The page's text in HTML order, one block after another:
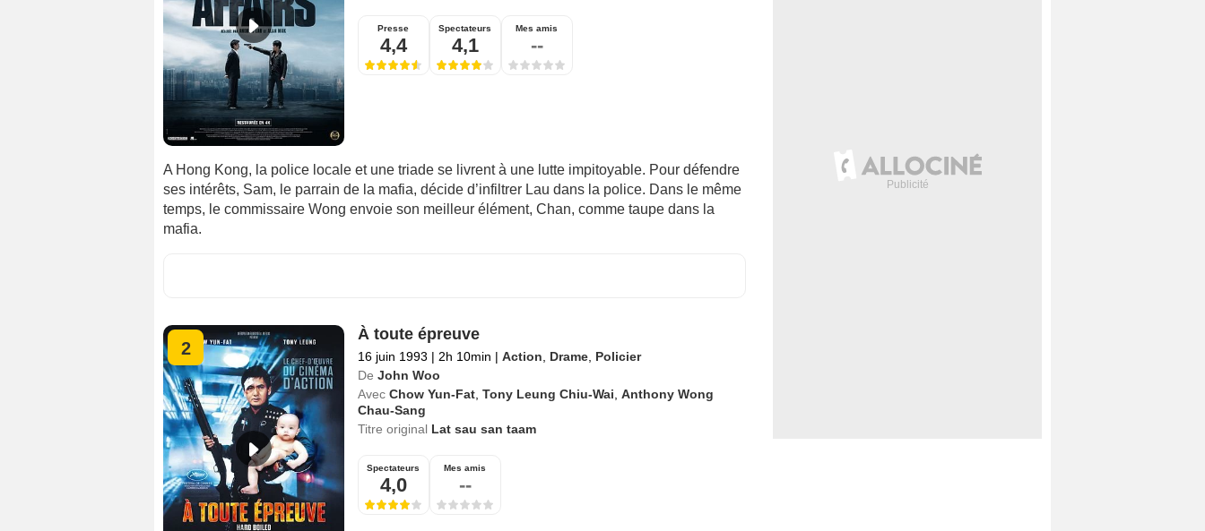
Presse
4,4
Spectateurs
4,1
Mes amis
--
A Hong Kong, la police locale et une triade se livrent à une lutte impitoyable. Pour défendre
ses intérêts, Sam, le parrain de la mafia, décide d’infiltrer Lau dans la police. Dans le même
temps, le commissaire Wong envoie son meilleur élément, Chan, comme taupe dans la
mafia.
2
À toute épreuve
16 juin 1993 | 2h 10min | Action Drame, Policier
De John Woo
Avec Chow Yun-Fat, Tony Leung Chiu-Wai Anthony Wong
Chau-Sang
Titre original Lat sau san taam
Spectateurs
4,0
Mes amis
--